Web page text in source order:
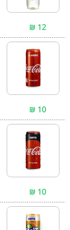
12 ₪
10 ₪
10 ₪